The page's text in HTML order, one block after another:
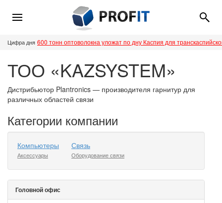
Цифра дня 600 тонн оптоволокна уложат по дну Каспия для
ТОО «KAZSYSTEM»
Дистрибьютор Plantronics — производителя гарнитур для
различных областей связи
Категории компании
Компьютеры
Аксессуары
Связь
Оборудование связи
Головной офис